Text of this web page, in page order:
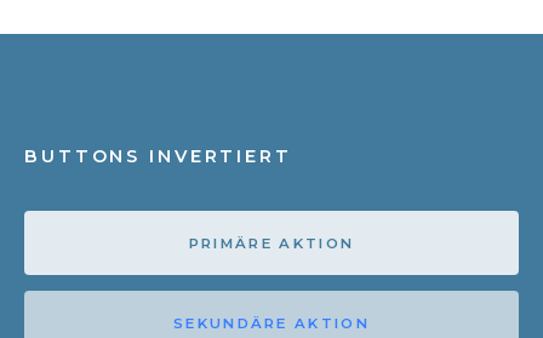
BUTTONS INVERTIERT
PRIMÄRE AKTION
SEKUNDÄRE AKTION